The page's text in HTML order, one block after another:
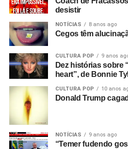
desistir
NOTÍCIAS 8 anos ago
Cegos têm
CULTURA POP 9 anos
Dez histórias sobre
heart”, de Bonnie
CULTURA POP 10 anos
Donald Trump
NOTÍCIAS 9 anos ago
“Temer fudendo